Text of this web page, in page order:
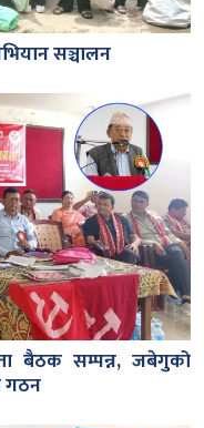
सञ्चालन
बैठक सम्पन्न, जबेगुको
गठन